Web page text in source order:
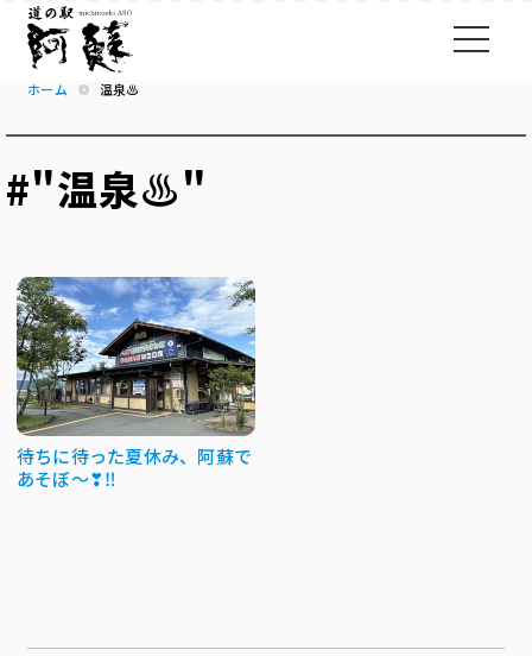
ホーム 温泉♨
#"温泉♨"
待ちに待った夏休み、阿蘇で
あそぼ～❣‼